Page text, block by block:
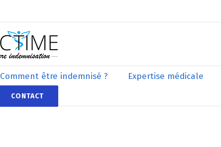
Comment être indemnisé ? Expertise médicale
CONTACT